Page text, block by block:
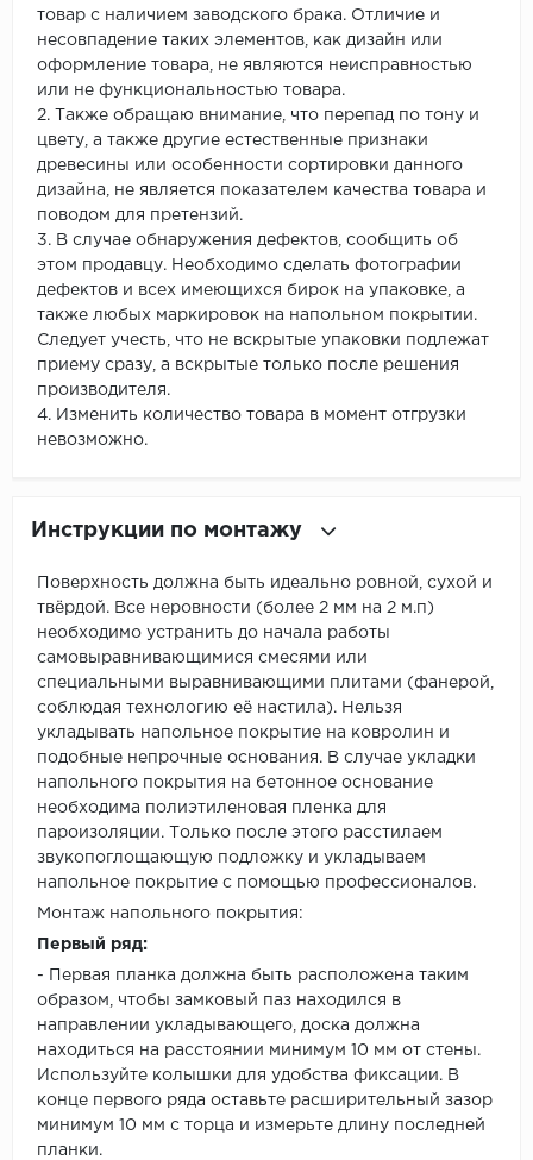
товар с наличием заводского брака. Отличие и
несовпадение таких элементов, как дизайн или
оформление товара, не являются неисправностью
или не функциональностью товара.
2. Также обращаю внимание, что перепад по тону и
цвету, а также другие естественные признаки
древесины или особенности сортировки данного
дизайна, не является показателем качества товара и
поводом для претензий.
3. В случае обнаружения дефектов, сообщить об
этом продавцу. Необходимо сделать фотографии
дефектов и всех имеющихся бирок на упаковке, а
также любых маркировок на напольном покрытии.
Следует учесть, что не вскрытые упаковки подлежат
приему сразу, а вскрытые только после решения
производителя.
4. Изменить количество товара в момент отгрузки
невозможно.
Инструкции по монтажу
Поверхность должна быть идеально ровной, сухой и
твёрдой. Все неровности (более 2 мм на 2 м.п)
необходимо устранить до начала работы
самовыравнивающимися смесями или
специальными выравнивающими плитами (фанерой,
соблюдая технологию её настила). Нельзя
укладывать напольное покрытие на ковролин и
подобные непрочные основания. В случае укладки
напольного покрытия на бетонное основание
необходима полиэтиленовая пленка для
пароизоляции. Только после этого расстилаем
звукопоглощающую подложку и укладываем
напольное покрытие с помощью профессионалов.
Монтаж напольного покрытия:
Первый ряд:
- Первая планка должна быть расположена таким
образом, чтобы замковый паз находился в
направлении укладывающего, доска должна
находиться на расстоянии минимум 10 мм от стены.
Используйте колышки для удобства фиксации. В
конце первого ряда оставьте расширительный зазор
минимум 10 мм с торца и измерьте длину последней
планки.